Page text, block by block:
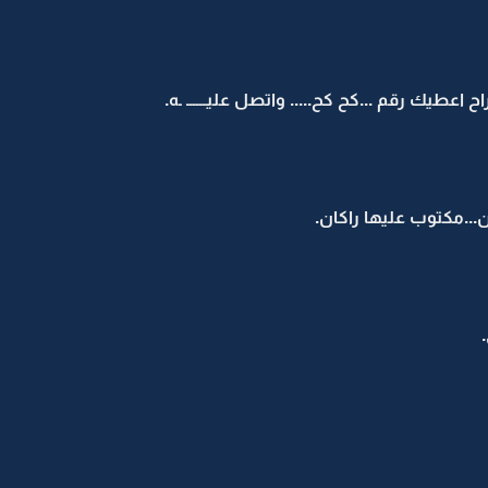
اعطيك رقم ...كح كح..... واتصل عليــــــ ـه.
عليها راكان.